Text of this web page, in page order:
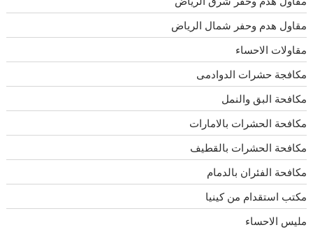
مقاول هدم وحفر شمال الرياض
مقاولات الاحساء
مكافجة حشرات الدوادمى
مكافحة البق والنمل
مكافحة الحشرات بالامارات
مكافحة الحشرات بالقطيف
مكافحة الفئران بالدمام
مكتب استقدام من كينيا
مليس الاحساء